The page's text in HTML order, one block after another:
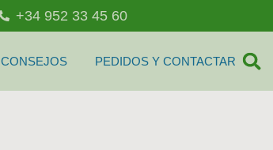
+34 952 33 45 60
CONSEJOS PEDIDOS Y CONTACTAR